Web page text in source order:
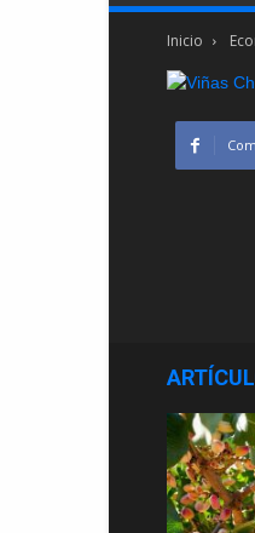
Inicio